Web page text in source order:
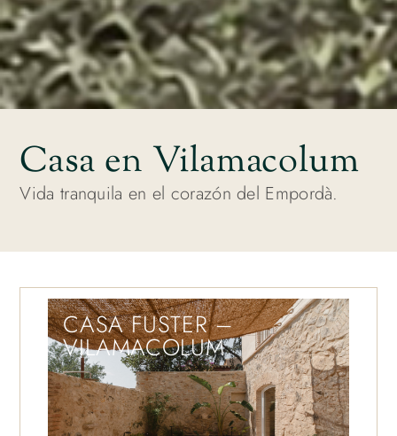
Casa en Vilamacolum
Vida tranquila en el corazón del Empordà.
CASA FUSTER –
VILAMACOLUM